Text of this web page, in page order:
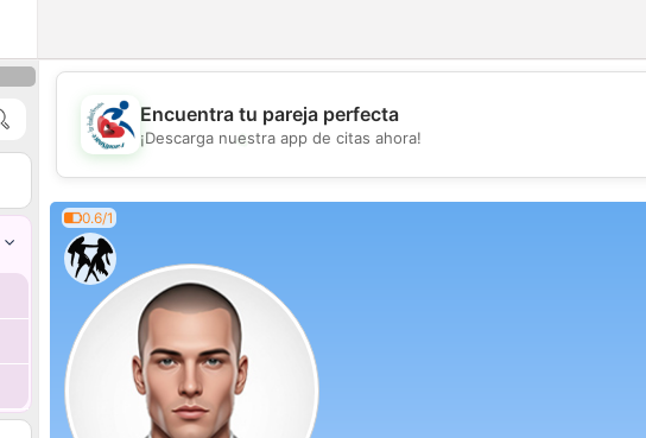
💖
Encuentra tu pareja perfecta
¡Descarga nuestra app de citas ahora!
0.6/1